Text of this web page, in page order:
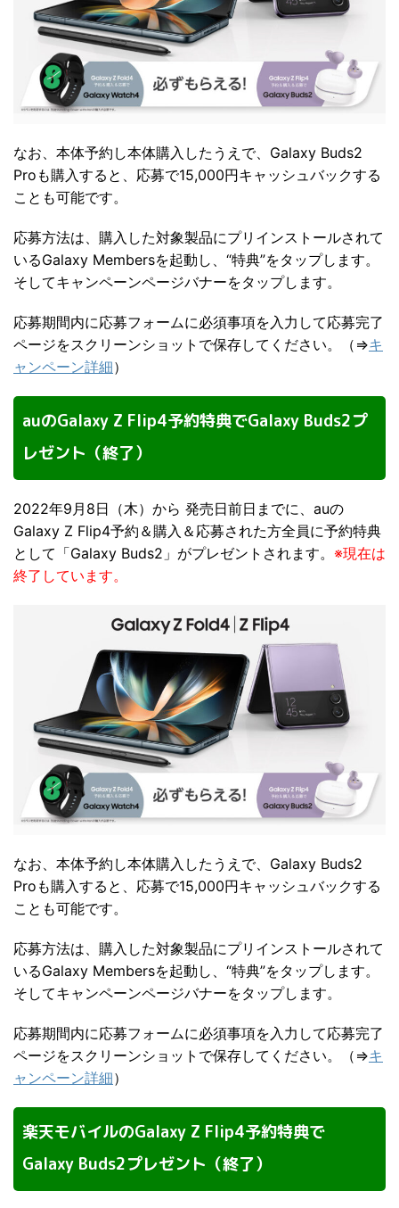
なお、本体予約し本体購入したうえで、Galaxy Buds2
Proも購入すると、応募で15,000円キャッシュバックする
ことも可能です。
応募方法は、購入した対象製品にプリインストールされて
いるGalaxy Membersを起動し、“特典”をタップします。
そしてキャンペーンページバナーをタップします。
応募期間内に応募フォームに必須事項を入力して応募完了
ページをスクリーンショットで保存してください。（⇒キ
ャンペーン詳細）
auのGalaxy Z Flip4予約特典でGalaxy Buds2プ
レゼント（終了）
2022年9月8日（木）から 発売日前日までに、auの
Galaxy Z Flip4予約＆購入＆応募された方全員に予約特典
として「Galaxy Buds2」がプレゼントされます。 ※現在は
終了しています。
なお、本体予約し本体購入したうえで、Galaxy Buds2
Proも購入すると、応募で15,000円キャッシュバックする
ことも可能です。
応募方法は、購入した対象製品にプリインストールされて
いるGalaxy Membersを起動し、“特典”をタップします。
そしてキャンペーンページバナーをタップします。
応募期間内に応募フォームに必須事項を入力して応募完了
ページをスクリーンショットで保存してください。（⇒キ
ャンペーン詳細）
楽天モバイルのGalaxy Z Flip4予約特典で
Galaxy Buds2プレゼント（終了）